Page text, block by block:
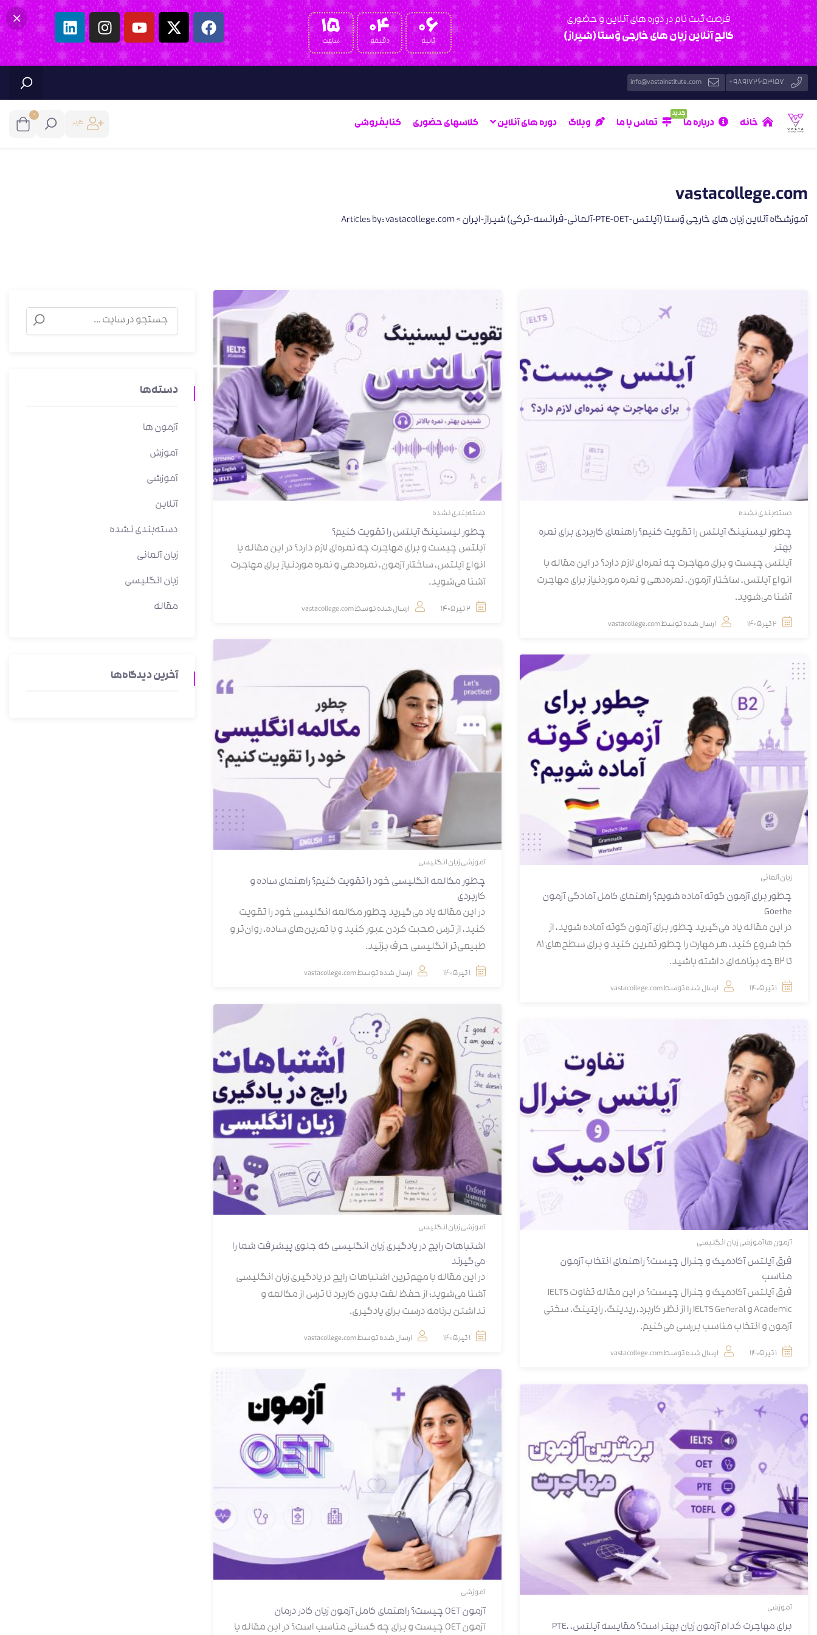
فرصت ثبت نام در دوره های آنلاین و حضوری
کالج آنلاین زبان های خارجی وَستا (شیراز)
15
ساعت
04
دقیقه
05
ثانیه
989172653157+
info@vastainstitute.com
خانه درباره ما
جدید
تماس با ما وبلاگ دوره های آنلاین کلاسهای حضوری کنابفروشی کاربر
0
vastacollege.com
آموزشگاه آنلاین زبان های خارجی وَستا (آیلتس-PTE-OET-آلمانی-فرانسه-ترکی) شیراز-ایران >
Articles by: vastacollege.com
دسته‌بندی نشده
چطور لیسنینگ آیلتس را تقویت کنیم؟ راهنمای کاربردی برای نمره
بهتر
آیلتس چیست و برای مهاجرت چه نمره‌ای لازم دارد؟ در این مقاله با
انواع آیلتس، ساختار آزمون، نمره‌دهی و نمره موردنیاز برای مهاجرت
آشنا می‌شوید.
ارسال شده توسطvastacollege.com
دسته‌بندی نشده
چطور لیسنینگ آیلتس را تقویت کنیم؟
آیلتس چیست و برای مهاجرت چه نمره‌ای لازم دارد؟ در این مقاله با
انواع آیلتس، ساختار آزمون، نمره‌دهی و نمره موردنیاز برای مهاجرت
آشنا می‌شوید.
ارسال شده توسطvastacollege.com
آموزشیزبان انگلیسی
چطور مکالمه انگلیسی خود را تقویت کنیم؟ راهنمای ساده و
کاربردی
در این مقاله یاد می‌گیرید چطور مکالمه انگلیسی خود را تقویت
کنید، از ترس صحبت کردن عبور کنید و با تمرین‌های ساده، روان‌تر و
طبیعی‌تر انگلیسی حرف بزنید.
ارسال شده توسطvastacollege.com
زبان آلمانی
چطور برای آزمون گوته آماده شویم؟ راهنمای کامل آمادگی آزمون
Goethe
در این مقاله یاد می‌گیرید چطور برای آزمون گوته آماده شوید، از
کجا شروع کنید، هر مهارت را چطور تمرین کنید و برای سطح‌های A1
تا B2 چه برنامه‌ای داشته باشید.
ارسال شده توسطvastacollege.com
آموزشیزبان انگلیسی
اشتباهات رایج در یادگیری زبان انگلیسی که جلوی پیشرفت شما را
می‌گیرند
در این مقاله با مهم‌ترین اشتباهات رایج در یادگیری زبان انگلیسی
آشنا می‌شوید؛ از حفظ لغت بدون کاربرد تا ترس از مکالمه و
نداشتن برنامه درست برای یادگیری.
ارسال شده توسطvastacollege.com
آزمون هاآموزشیزبان انگلیسی
فرق آیلتس آکادمیک و جنرال چیست؟ راهنمای انتخاب آزمون
مناسب
فرق آیلتس آکادمیک و جنرال چیست؟ در این مقاله تفاوت IELTS
Academic و IELTS General را از نظر کاربرد، ریدینگ، رایتینگ، سختی
آزمون و انتخاب مناسب بررسی می‌کنیم.
ارسال شده توسطvastacollege.com
آموزشی
آزمون OET چیست؟ راهنمای کامل آزمون زبان کادر درمان
آزمون OET چیست و برای چه کسانی مناسب است؟ در این مقاله با
آموزشی
برای مهاجرت کدام آزمون زبان بهتر است؟ مقایسه آیلتس، PTE،
دسته‌ها
آزمون ها
آموزش
آموزشی
آنلاین
دسته‌بندی نشده
زبان آلمانی
زبان انگلیسی
مقاله
آخرین دیدگاه‌ها